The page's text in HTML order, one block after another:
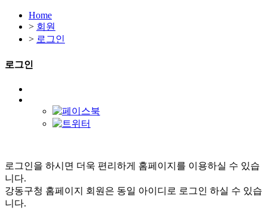
Home
> 회원
> 로그인
로그인
로그인을 하시면 더욱 편리하게 홈페이지를 이용하실 수 있습
니다.
강동구청 홈페이지 회원은 동일 아이디로 로그인 하실 수 있습
니다.